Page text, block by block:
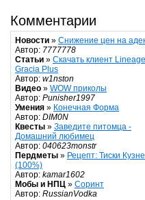
Комментарии
Новости » Снижение цен на
Автор: 7777778
Статьи » Скачать клиент
Gracia Plus
Автор: w1nston
Видео » WOW приколы
Автор: Punisher1997
Умения » Конечная Форма
Автор: DIM0N
Квесты » Заведите питомца -
Домашний любимец
Автор: 040623monstr
Пердметы » Рецепт: Тиски
(100%)
Автор: kamar1602
Мобы и НПЦ » Соринт
Автор: RussianVodka